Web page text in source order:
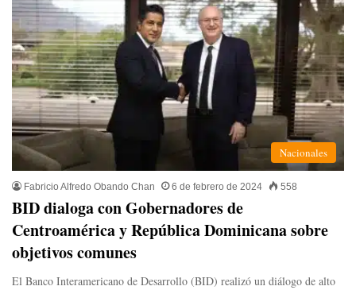
Nacionales
Fabricio Alfredo Obando Chan 6 de febrero de 2024 558
BID dialoga con Gobernadores de
Centroamérica y República Dominicana sobre
objetivos comunes
El Banco Interamericano de Desarrollo (BID) realizó un diálogo de alto